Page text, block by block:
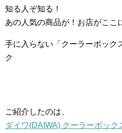
知る人ぞ知る！
あの人気の商品が！お店がここ
手に入らない「クーラーボック
ク
ご紹介したのは、
ダイワ(DAIWA) クーラーボッ